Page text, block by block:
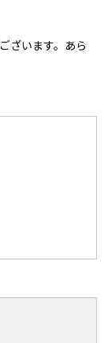
ざいます。あら